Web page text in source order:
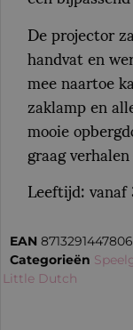
De projector
handvat en
mee naartoe
zaklamp en
mooie
graag
Leeftijd:
EAN 8713291447806
Categorieën
Little Dutch